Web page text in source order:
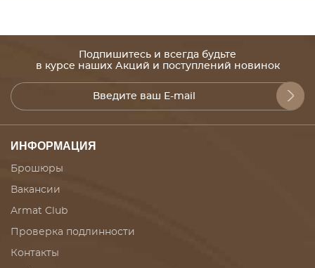
Подпишитесь и всегда будьте
в курсе наших Акций и поступлений новинок
ИНФОРМАЦИЯ
Брошюры
Вакансии
Armat Club
Проверка подлинности
Контакты